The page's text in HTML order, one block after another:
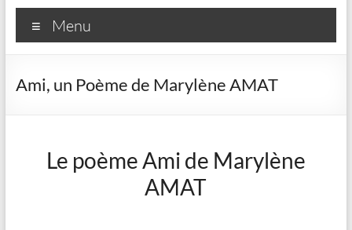
Menu
Ami, un Poème de Marylène AMAT
Le poème Ami de Marylène
AMAT